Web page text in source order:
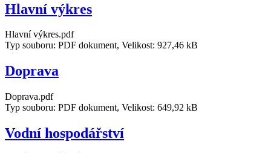
Hlavní výkres
Hlavní výkres.pdf
Typ souboru: PDF dokument, Velikost: 927,46 kB
Doprava
Doprava.pdf
Typ souboru: PDF dokument, Velikost: 649,92 kB
Vodní hospodářství